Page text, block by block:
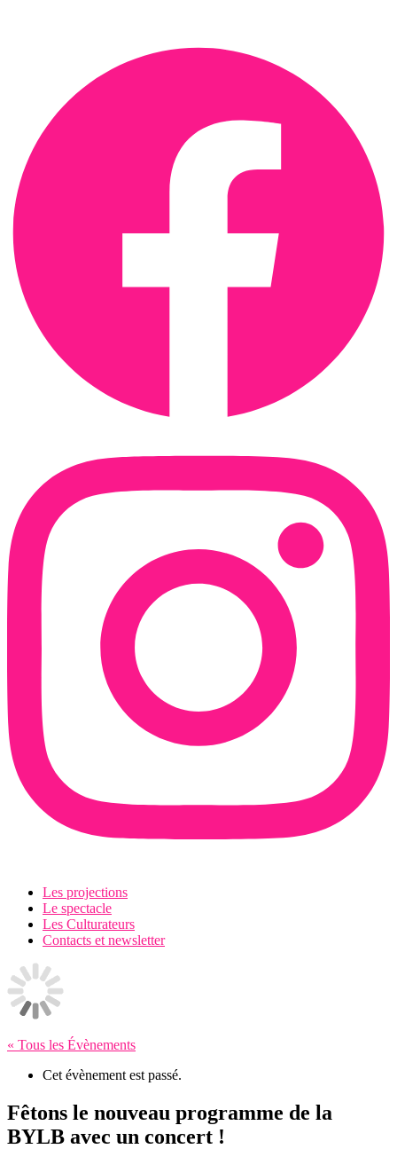
Les projections
Le spectacle
Les Culturateurs
Contacts et newsletter
« Tous les Évènements
Cet évènement est passé.
Fêtons le nouveau programme de la
BYLB avec un concert !